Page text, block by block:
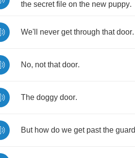
the secret file on the new puppy.
We'll never get through that door.
No, not that door.
The doggy door.
But how do we get past the guard